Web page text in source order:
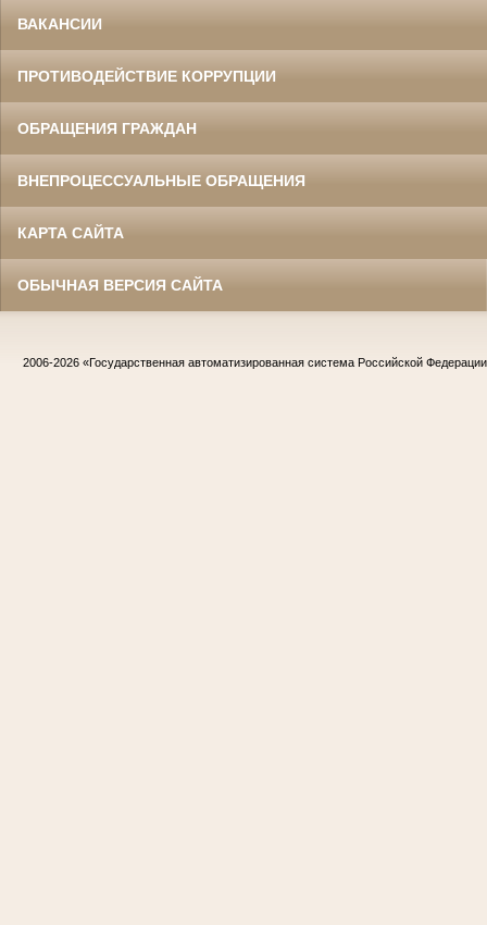
ВАКАНСИИ
ПРОТИВОДЕЙСТВИЕ КОРРУПЦИИ
ОБРАЩЕНИЯ ГРАЖДАН
ВНЕПРОЦЕССУАЛЬНЫЕ ОБРАЩЕНИЯ
КАРТА САЙТА
ОБЫЧНАЯ ВЕРСИЯ САЙТА
2006-2026 «Государственная автоматизированная система Российской